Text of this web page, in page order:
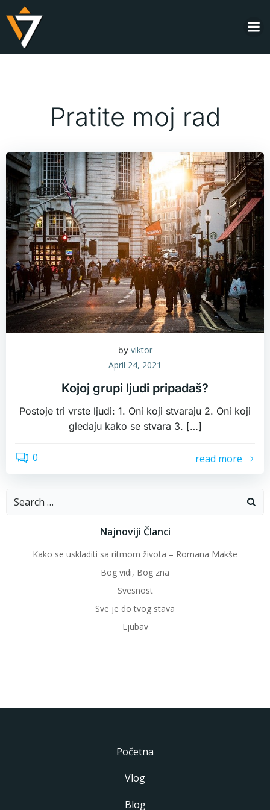
Pratite moj rad
by viktor
April 24, 2021
Kojoj grupi ljudi pripadaš?
Postoje tri vrste ljudi: 1. Oni koji stvaraju 2. Oni koji
gledaju kako se stvara 3. […]
0 read more
Search
Najnoviji Članci
Kako se uskladiti sa ritmom života – Romana Makše
Bog vidi, Bog zna
Svesnost
Sve je do tvog stava
Ljubav
Početna
Vlog
Blog